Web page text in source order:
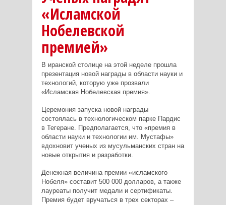
«Исламской
Нобелевской
премией»
В иранской столице на этой неделе прошла
презентация новой награды в области науки и
технологий, которую уже прозвали
«Исламская Нобелевская премия».
Церемония запуска новой награды
состоялась в технологическом парке Пардис
в Тегеране. Предполагается, что «премия в
области науки и технологии им. Мустафы»
вдохновит ученых из мусульманских стран на
новые открытия и разработки.
Денежная величина премии «исламского
Нобеля» составит 500 000 долларов, а также
лауреаты получит медали и сертификаты.
Премия будет вручаться в трех секторах –